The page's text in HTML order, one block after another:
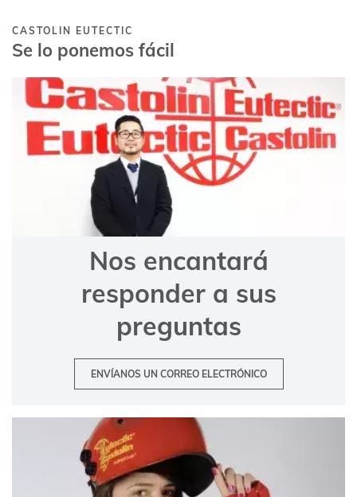
CASTOLIN EUTECTIC
Se lo ponemos fácil
Nos encantará
responder a sus
preguntas
ENVÍANOS UN CORREO ELECTRÓNICO